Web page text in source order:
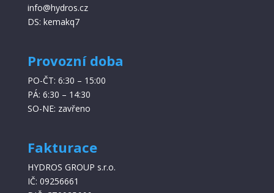
info@hydros.cz
DS: kemakq7
Provozní doba
PO-ČT: 6:30 – 15:00
PÁ: 6:30 – 14:30
SO-NE: zavřeno
Fakturace
HYDROS GROUP s.r.o.
IČ: 09256661